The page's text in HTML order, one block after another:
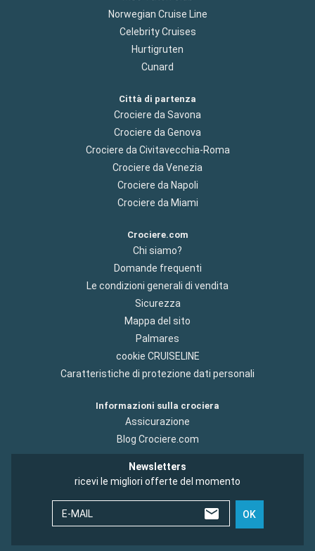
Norwegian Cruise Line
Celebrity Cruises
Hurtigruten
Cunard
Città di partenza
Crociere da Savona
Crociere da Genova
Crociere da Civitavecchia-Roma
Crociere da Venezia
Crociere da Napoli
Crociere da Miami
Crociere.com
Chi siamo?
Domande frequenti
Le condizioni generali di vendita
Sicurezza
Mappa del sito
Palmares
cookie CRUISELINE
Caratteristiche di protezione dati personali
Informazioni sulla crociera
Assicurazione
Blog Crociere.com
Newsletters
ricevi le migliori offerte del momento
E-MAIL OK